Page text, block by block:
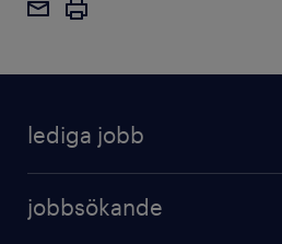
lediga jobb
jobbsökande